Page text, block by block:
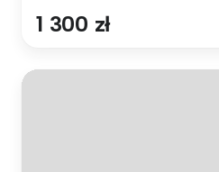
1 300 zł